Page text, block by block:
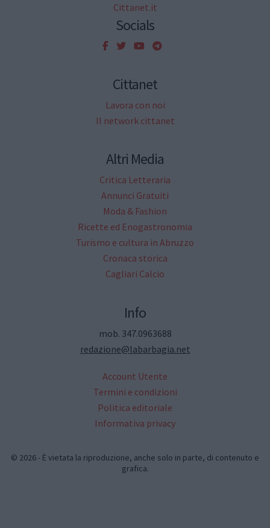
Cittanet.it
Socials
Cittanet
Lavora con noi
Il network cittanet
Altri Media
Critica Letteraria
Annunci Gratuiti
Moda & Fashion
Ricette ed Enogastronomia
Turismo e cultura in Abruzzo
Cronaca storica
Cagliari Calcio
Info
mob. 347.0963688
redazione@labarbagia.net
Account Utente
Termini e condizioni
Politica editoriale
Informativa privacy
© 2026 - È vietata la riproduzione, anche solo in parte, di contenuto e
grafica.